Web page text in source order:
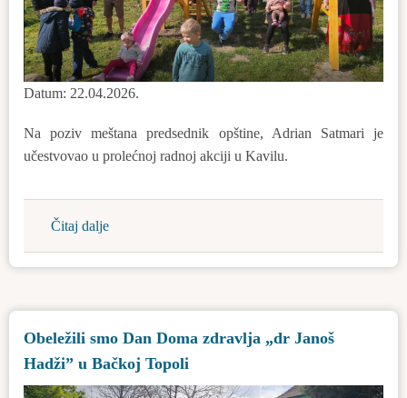
Datum: 22.04.2026.
Na poziv meštana predsednik opštine, Adrian Satmari je
učestvovao u prolećnoj radnoj akciji u Kavilu.
Čitaj dalje
Prolećna
radna
Kavilu
Obeležili smo Dan Doma zdravlja „dr Janoš
Hadži” u Bačkoj Topoli